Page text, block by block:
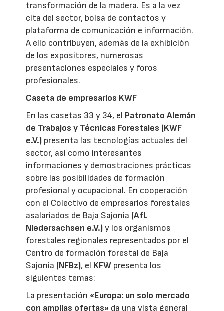
transformación de la madera. Es a la vez
cita del sector, bolsa de contactos y
plataforma de comunicación e información.
A ello contribuyen, además de la exhibición
de los expositores, numerosas
presentaciones especiales y foros
profesionales.
Caseta de empresarios KWF
En las casetas 33 y 34, el Patronato Alemán
de Trabajos y Técnicas Forestales (KWF
e.V.) presenta las tecnologías actuales del
sector, así como interesantes
informaciones y demostraciones prácticas
sobre las posibilidades de formación
profesional y ocupacional. En cooperación
con el Colectivo de empresarios forestales
asalariados de Baja Sajonia (AfL
Niedersachsen e.V.)y los organismos
forestales regionales representados por el
Centro de formación forestal de Baja
Sajonia (NFBz), el KFW presenta los
siguientes temas:
La presentación «Europa: un solo mercado
con amplias ofertas» da una vista general